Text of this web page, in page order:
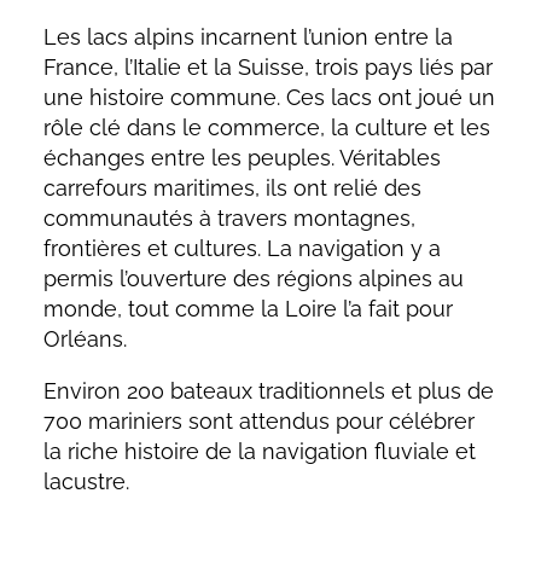
Les lacs alpins incarnent l’union entre la
France, l’Italie et la Suisse, trois pays liés par
une histoire commune. Ces lacs ont joué un
rôle clé dans le commerce, la culture et les
échanges entre les peuples. Véritables
carrefours maritimes, ils ont relié des
communautés à travers montagnes,
frontières et cultures. La navigation y a
permis l’ouverture des régions alpines au
monde, tout comme la Loire l’a fait pour
Orléans.
Environ 200 bateaux traditionnels et plus de
700 mariniers sont attendus pour célébrer
la riche histoire de la navigation fluviale et
lacustre.